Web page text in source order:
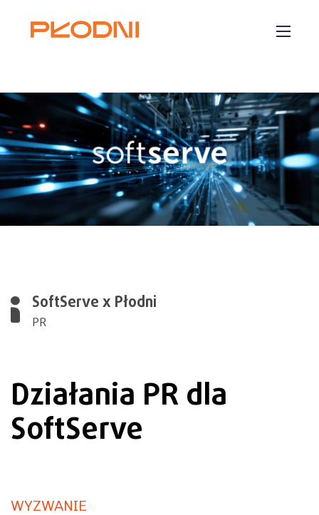
O nas
Usługi
Realizacje
Kariera
SoftServe x Płodni
PR
Działania PR dla
SoftServe
WYZWANIE